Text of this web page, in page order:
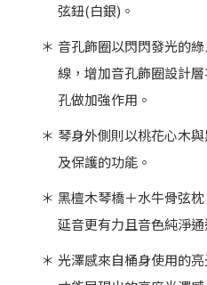
弦鈕(白銀)。
＊ 音孔飾圈以閃閃發光的
線，增加音孔飾圈設計
孔做加強作用。
＊ 琴身外側則以桃花心木
及保護的功能。
＊ 黑檀木琴橋＋水牛骨弦
延音更有力且音色純淨通
＊ 光澤感來自桶身使用的